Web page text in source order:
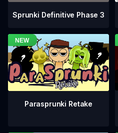
Sprunki Definitive Phase 3
Parasprunki Retake